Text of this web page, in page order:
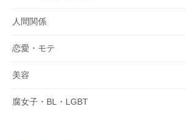
人間関係
恋愛・モテ
美容
腐女子・BL・LGBT